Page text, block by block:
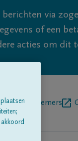
via
of een
acties om dit